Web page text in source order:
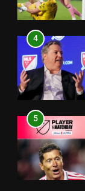
4
5
5